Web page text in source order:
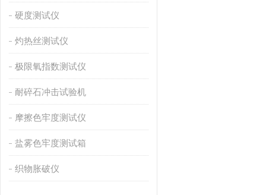
硬度测试仪
灼热丝测试仪
极限氧指数测试仪
耐碎石冲击试验机
摩擦色牢度测试仪
盐雾色牢度测试箱
织物胀破仪